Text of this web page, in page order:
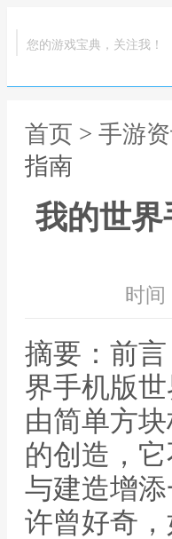
您的游戏宝典，关注我！
首页 > 手游
指南
我的世
时间
摘要：前
界手机版
由简单方
的创造，
与建造增
许曾好奇